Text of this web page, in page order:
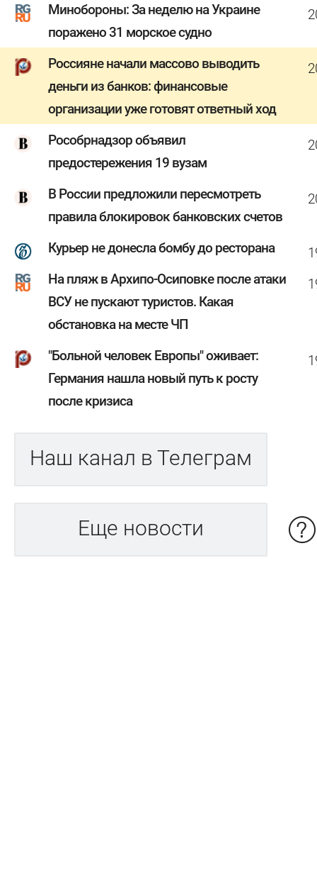
Минобороны: За неделю на Украине
поражено 31 морское судно
Россияне начали массово выводить
деньги из банков: финансовые
организации уже готовят ответный ход
Рособрнадзор объявил
предостережения 19 вузам
В России предложили пересмотреть
правила блокировок банковских счетов
Курьер не донесла бомбу до ресторана
На пляж в Архипо-Осиповке после атаки
ВСУ не пускают туристов. Какая
обстановка на месте ЧП
"Больной человек Европы" оживает:
Германия нашла новый путь к росту
после кризиса
Наш канал в Телеграм
Еще новости